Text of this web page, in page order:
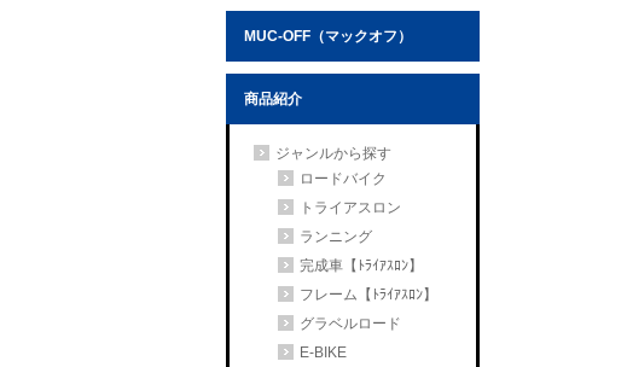
MUC-OFF（マックオフ）
商品紹介
ジャンルから探す
ロードバイク
トライアスロン
ランニング
完成車【ﾄﾗｲｱｽﾛﾝ】
フレーム【ﾄﾗｲｱｽﾛﾝ】
グラベルロード
E-BIKE